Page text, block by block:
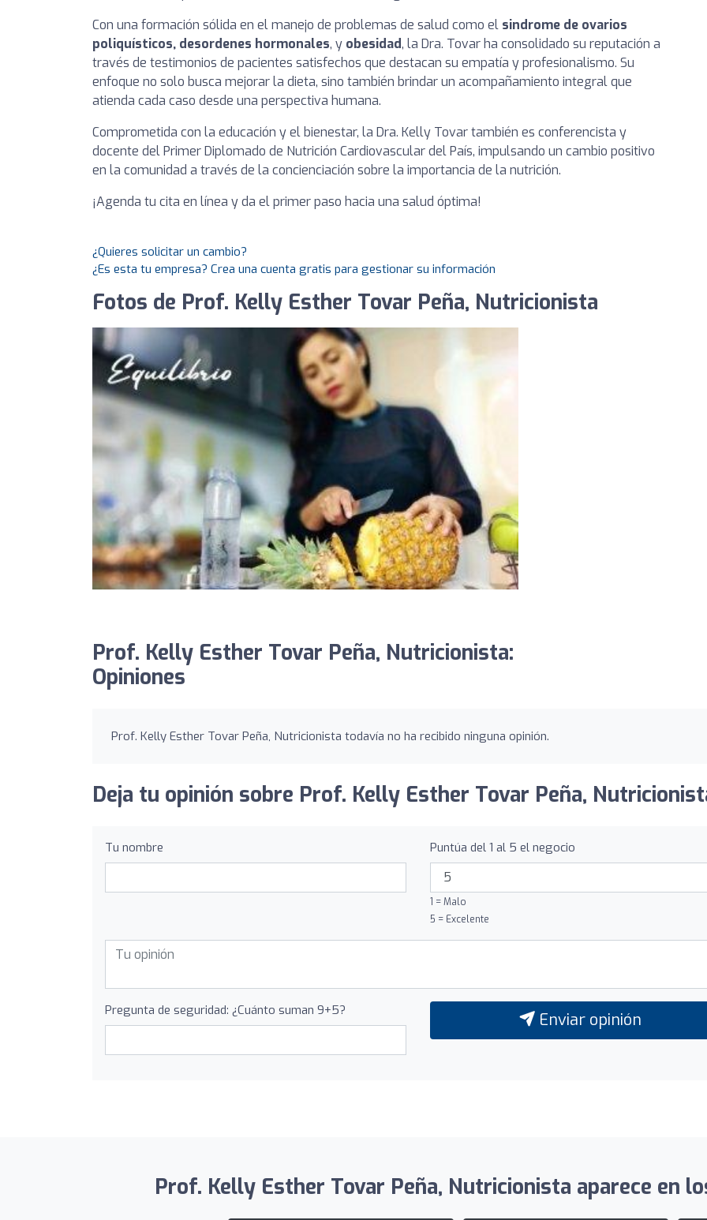
Con una formación sólida en el manejo de problemas de salud como el sindrome de ovarios
poliquísticos, desordenes hormonales, y obesidad, la Dra. Tovar ha consolidado su reputación a
través de testimonios de pacientes satisfechos que destacan su empatía y profesionalismo. Su
enfoque no solo busca mejorar la dieta, sino también brindar un acompañamiento integral que
atienda cada caso desde una perspectiva humana.
Comprometida con la educación y el bienestar, la Dra. Kelly Tovar también es conferencista y
docente del Primer Diplomado de Nutrición Cardiovascular del País, impulsando un cambio positivo
en la comunidad a través de la concienciación sobre la importancia de la nutrición.
¡Agenda tu cita en línea y da el primer paso hacia una salud óptima!
¿Quieres solicitar un cambio?
¿Es esta tu empresa? Crea una cuenta gratis para gestionar su información
Fotos de Prof. Kelly Esther Tovar Peña, Nutricionista
Prof. Kelly Esther Tovar Peña, Nutricionista:
Opiniones
Prof. Kelly Esther Tovar Peña, Nutricionista todavía no ha recibido ninguna opinión.
Deja tu opinión sobre Prof. Kelly Esther Tovar Peña,
Tu nombre Puntúa del 1 al 5 el negocio
1 = Malo
5 = Excelente
Pregunta de seguridad: ¿Cuánto suman 9+5? Enviar opinión
Prof. Kelly Esther Tovar Peña, Nutricionista aparece en